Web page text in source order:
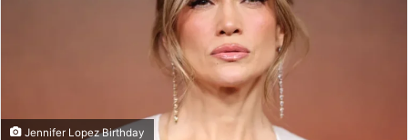
Jennifer Lopez Birthday